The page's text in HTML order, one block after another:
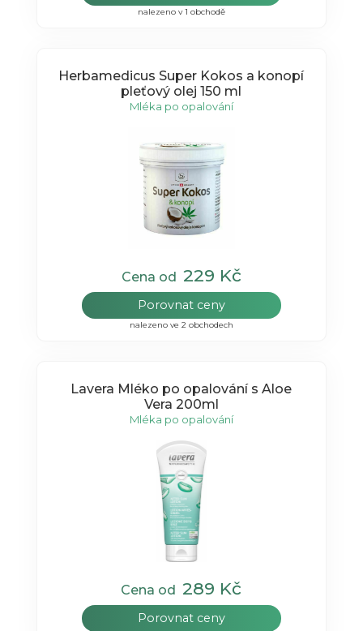
nalezeno v 1 obchodě
Herbamedicus Super Kokos a konopí
pleťový olej 150 ml
Mléka po opalování
Cena od 229 Kč
Porovnat ceny
nalezeno ve 2 obchodech
Lavera Mléko po opalování s Aloe
Vera 200ml
Mléka po opalování
Cena od289 Kč
Porovnat ceny